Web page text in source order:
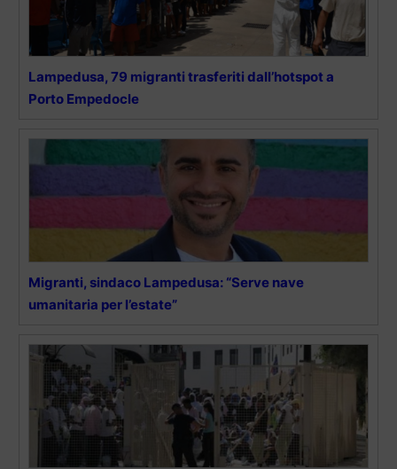
Lampedusa, 79 migranti trasferiti dall’hotspot a
Porto Empedocle
Migranti, sindaco Lampedusa: “Serve nave
umanitaria per l’estate”